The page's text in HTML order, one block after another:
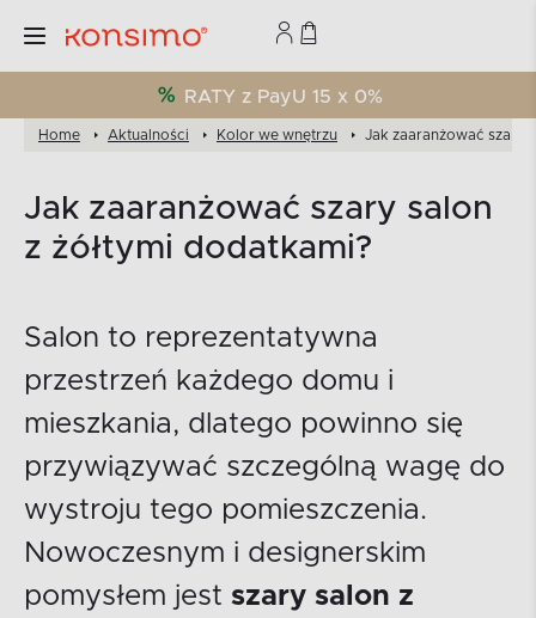
RATY z PayU 15 x 0%
Home Aktualności Kolor we wnętrzu Jak zaaranżować szary
Jak zaaranżować szary salon
z żółtymi dodatkami?
Salon to reprezentatywna
przestrzeń każdego domu i
mieszkania, dlatego powinno się
przywiązywać szczególną wagę do
wystroju tego pomieszczenia.
Nowoczesnym i designerskim
pomysłem jest szary salon z